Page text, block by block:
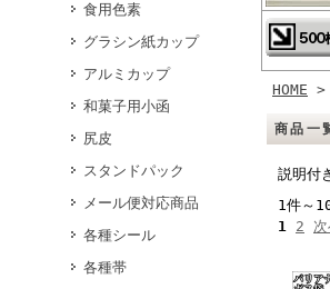
食用色素
グラシン紙カップ
アルミカップ
和菓子用小函
尻皮
スタンドパック
メール便対応商品
各種シール
各種帯
HOME >
商品一
説明
1件～
1 2